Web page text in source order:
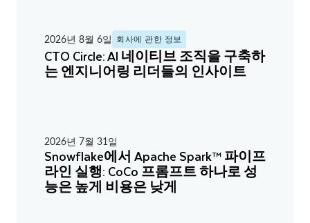
2026년 8월 6일 회사에 관한 정보
CTO Circle: AI 네이티브 조직을 구축하
는 엔지니어링 리더들의 인사이트
2026년 7월 31일
Snowflake에서 Apache Spark™ 파이프
라인 실행: CoCo 프롬프트 하나로 성
능은 높게 비용은 낮게